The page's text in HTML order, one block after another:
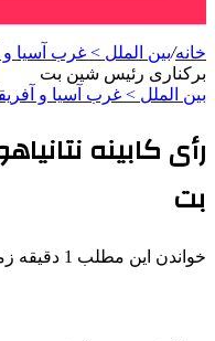
خانه/بین الملل > غرب آسیا
برکناری رئیس شین بت
بین الملل > غرب آسیا و
رأی کابینه
بت
خواندن این مطلب 1 دقیقه زمان میبرد